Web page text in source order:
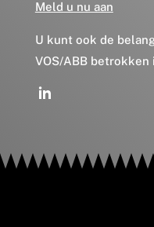
Meld u nu aan
U kunt ook de
VOS/ABB betrokken